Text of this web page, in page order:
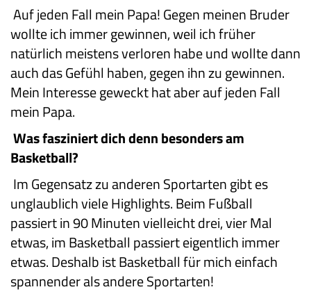
Auf jeden Fall mein Papa! Gegen meinen Bruder
wollte ich immer gewinnen, weil ich früher
natürlich meistens verloren habe und wollte dann
auch das Gefühl haben, gegen ihn zu gewinnen.
Mein Interesse geweckt hat aber auf jeden Fall
mein Papa.
Was fasziniert dich denn besonders am
Basketball?
Im Gegensatz zu anderen Sportarten gibt es
unglaublich viele Highlights. Beim Fußball
passiert in 90 Minuten vielleicht drei, vier Mal
etwas, im Basketball passiert eigentlich immer
etwas. Deshalb ist Basketball für mich einfach
spannender als andere Sportarten!